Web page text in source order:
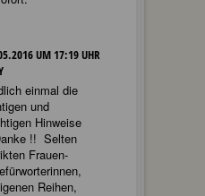
UM 17:19 UHR
einmal die
und
Hinweise
!! Selten
Frauen-
Reihen,